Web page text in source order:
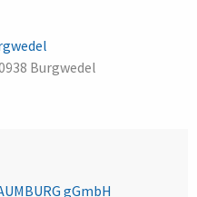
Burgwedel
gGmbH